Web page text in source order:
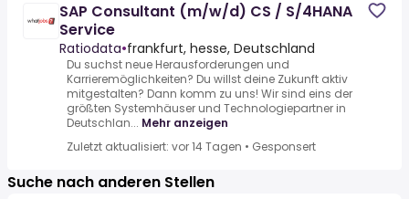
SAP Consultant (m/w/d) CS / S/4HANA
Service
Ratiodata•frankfurt, hesse, Deutschland
Du suchst neue Herausforderungen und
Karrieremöglichkeiten? Du willst deine Zukunft aktiv
mitgestalten? Dann komm zu uns! Wir sind eins der
größten Systemhäuser und Technologiepartner in
Deutschlan... Mehr anzeigen
Zuletzt aktualisiert: vor 14 Tagen • Gesponsert
Suche nach anderen Stellen